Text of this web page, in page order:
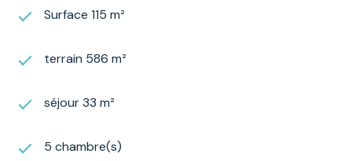
Surface 115 m²
terrain 586 m²
séjour 33 m²
5 chambre(s)